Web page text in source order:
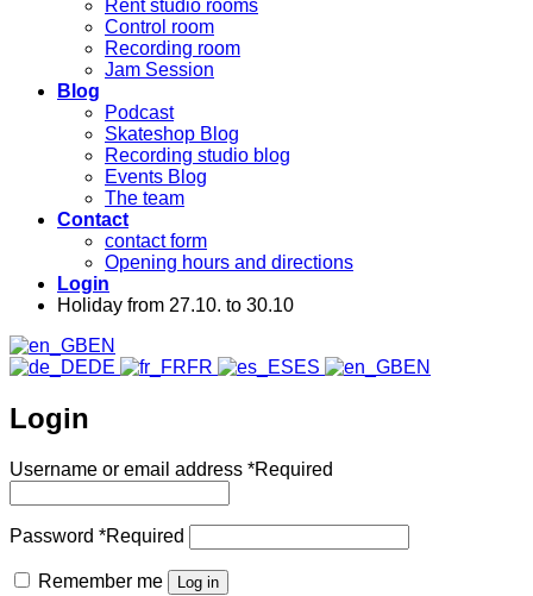
Rent studio rooms
Control room
Recording room
Jam Session
Blog
Podcast
Skateshop Blog
Recording studio blog
Events Blog
The team
Contact
contact form
Opening hours and directions
Login
Holiday from 27.10. to 30.10
EN
DE
FR ES EN
Login
Username or email address *Required
Password *Required
Remember me Log in